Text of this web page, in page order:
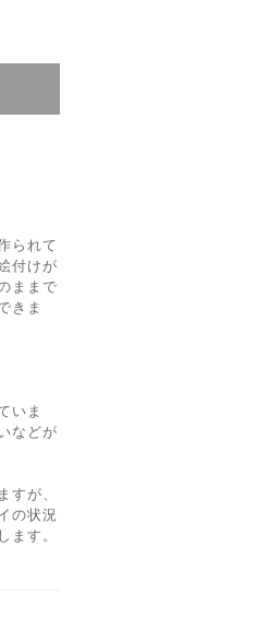
られて
付けが
ままで
きま
いま
などが
すが、
の状況
ます。